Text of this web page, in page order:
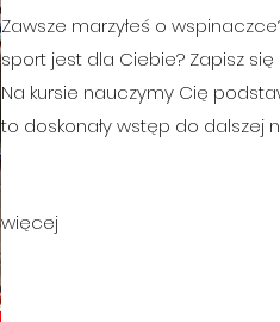
Zawsze marzyłeś o
sport jest dla Ciebie? Zapisz się
Na kursie nauczymy Cię
to doskonały wstęp do dalszej
więcej